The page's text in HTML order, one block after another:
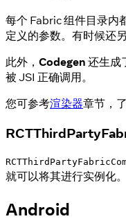
每个 Fabric 组件目录内
定义的参数。有时候还
此外， Codegen 还生成
被 JSI 正确调用。
您可参考渲染器章节，
就可以将其进行实例化。
Android